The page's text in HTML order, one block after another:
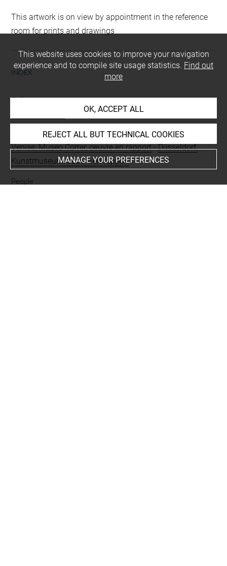
This artwork is on view by appointment in the reference
room for prints and drawings
INDEX
Collections
Venise, Museo Correr, oeuvre en rapport-Düsseldorf,
Kunstmuseum, oeuvre en rapport
People
This website uses cookies to improve your navigation
experience and to compile site usage statistics. Find out
more
OK, ACCEPT ALL
REJECT ALL BUT TECHNICAL COOKIES
MANAGE YOUR PREFERENCES